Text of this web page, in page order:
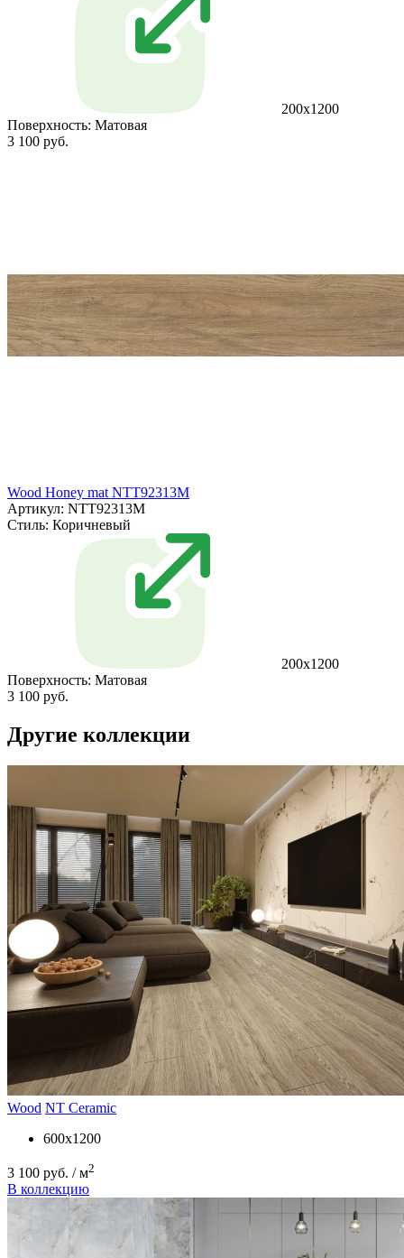
200x1200
Поверхность: Матовая
3 100 руб.
Wood Honey mat NTT92313M
Артикул: NTT92313M
Стиль: Коричневый
200x1200
Поверхность: Матовая
3 100 руб.
Другие коллекции
Wood NT Ceramic
600x1200
3 100 руб. / м2
В коллекцию